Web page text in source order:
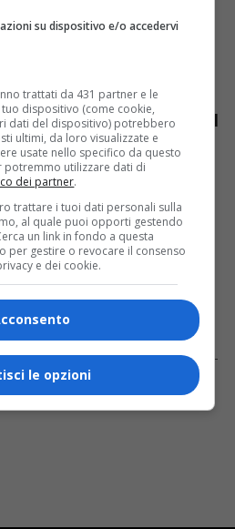
3 giorni fa
Nord di Osoppo
in carrozza, viaggio annullato per il
polemica sui cavalli
3 giorni fa
morto dopo l’infortunio alle
«Tragedia inaccettabile»
su dispositivo e/o accedervi
trattati da 431 partner e le
dispositivo (come cookie,
dati del dispositivo) potrebbero
ultimi, da loro visualizzate e
usate nello specifico da questo
potremmo utilizzare dati di
dei partner.
trattare i tuoi dati personali sulla
al quale puoi opporti gestendo
un link in fondo a questa
per gestire o revocare il consenso
e dei cookie.
le opzioni